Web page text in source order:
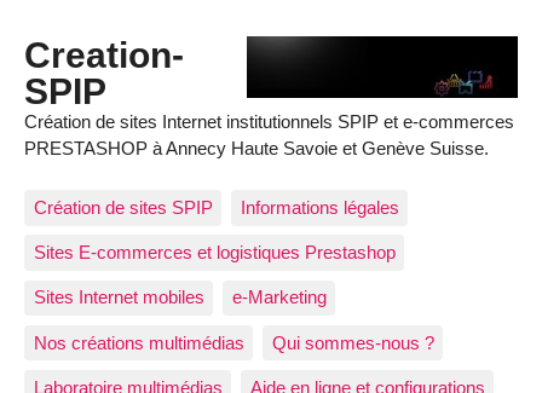
Creation-
SPIP
Création de sites Internet institutionnels SPIP et e-commerces
PRESTASHOP à Annecy Haute Savoie et Genève Suisse.
Création de sites SPIP Informations légales
Sites E-commerces et logistiques Prestashop
Sites Internet mobiles e-Marketing
Nos créations multimédias Qui sommes-nous ?
Laboratoire multimédias Aide en ligne et configurations